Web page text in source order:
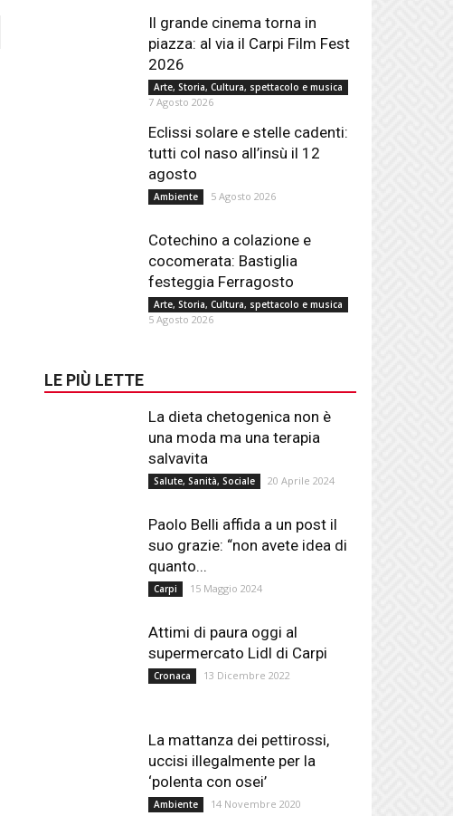
Il grande cinema torna in
piazza: al via il Carpi Film Fest
2026
Arte, Storia, Cultura, spettacolo e musica
7 Agosto 2026
Eclissi solare e stelle cadenti:
tutti col naso all’insù il 12
agosto
Ambiente 5 Agosto 2026
Cotechino a colazione e
cocomerata: Bastiglia
festeggia Ferragosto
Arte, Storia, Cultura, spettacolo e musica
5 Agosto 2026
LE PIÙ LETTE
La dieta chetogenica non è
una moda ma una terapia
salvavita
Salute, Sanità, Sociale 20 Aprile 2024
Paolo Belli affida a un post il
suo grazie: “non avete idea di
quanto...
Carpi 15 Maggio 2024
Attimi di paura oggi al
supermercato Lidl di Carpi
Cronaca 13 Dicembre 2022
La mattanza dei pettirossi,
uccisi illegalmente per la
‘polenta con osei’
Ambiente 14 Novembre 2020